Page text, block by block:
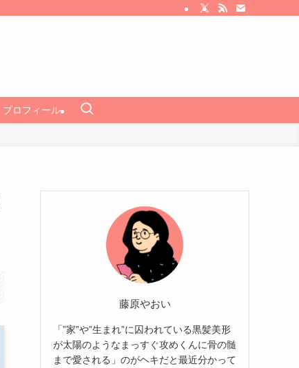
プロフィール
藤原やおい
「”家”や”生まれ”に囚われている黒髪美形
が太陽のようなまっすぐ攻めくんに骨の髄
まで愛される」のがヘキだと最近分かって